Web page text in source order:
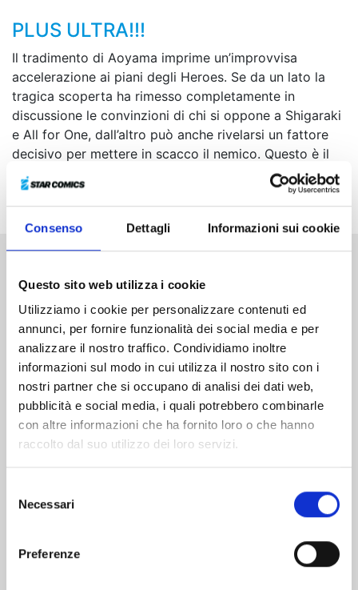
Consenso Dettagli Informazioni sui cookie
Questo sito web utilizza i cookie
Utilizziamo i cookie per personalizzare contenuti ed
annunci, per fornire funzionalità dei social media e per
analizzare il nostro traffico. Condividiamo inoltre
informazioni sul modo in cui utilizza il nostro sito con i
nostri partner che si occupano di analisi dei dati web,
pubblicità e social media, i quali potrebbero combinarle
con altre informazioni che ha fornito loro o che hanno
raccolto dal suo utilizzo dei loro servizi.
delNecessari
Preferenze
PLUS ULTRA!!!
Il tradimento di Aoyama imprime un’improvvisa
accelerazione ai piani degli Heroes. Se da un lato la
tragica scoperta ha rimesso completamente in
discussione le convinzioni di chi si oppone a Shigaraki
e All for One, dall’altro può anche rivelarsi un fattore
decisivo per mettere in scacco il nemico. Questo è il
momento in cui tutti dovranno diventare Heroes... La
battaglia decisiva ha inizio!
Altri volumi della serie